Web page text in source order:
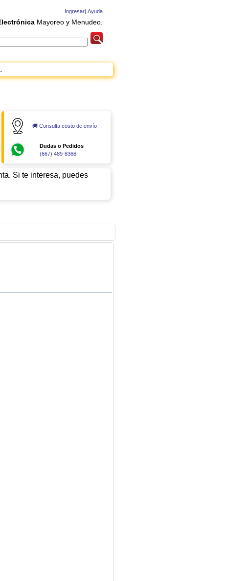
Ingresar| Ayuda
Mayoreo y Menudeo.
🚚 Consulta costo de envío
Dudas o Pedidos
(667) 489-8366
Si te interesa, puedes